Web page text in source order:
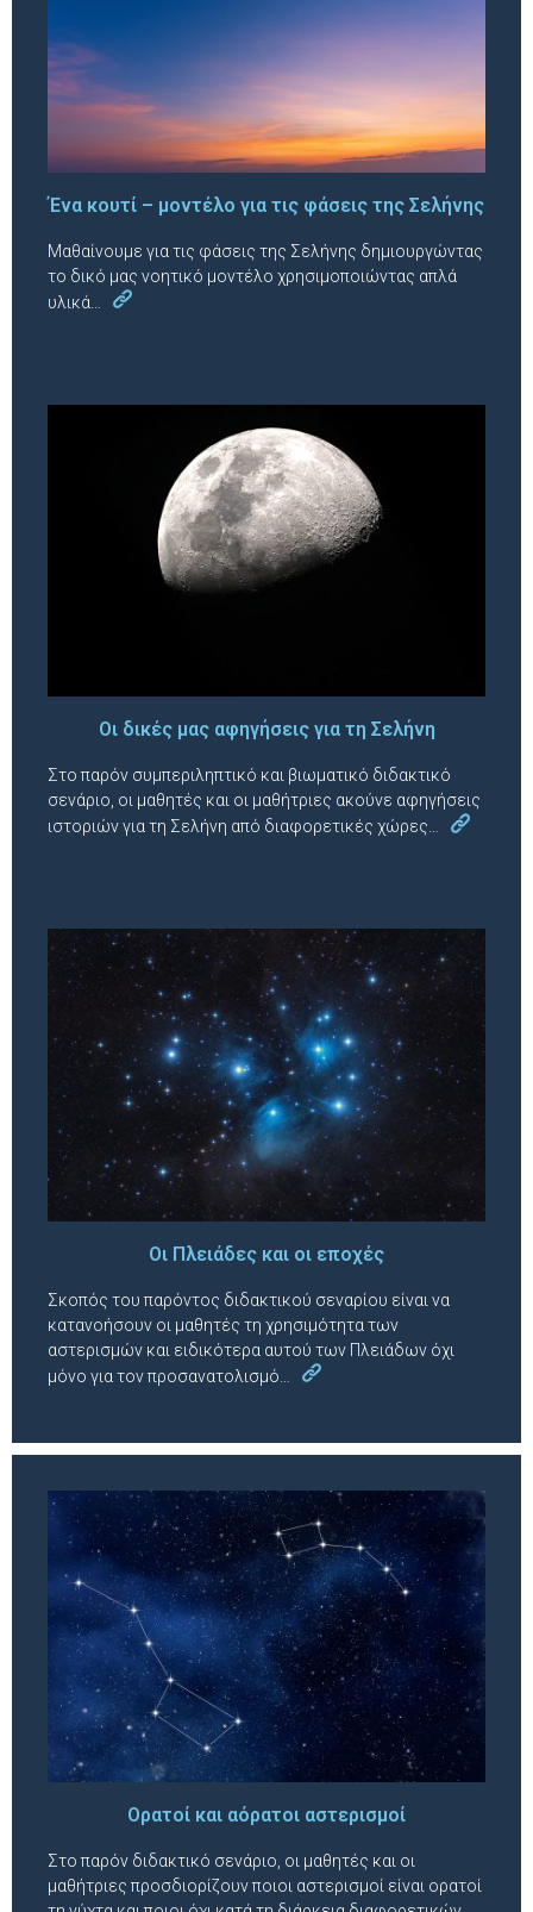
Ένα κουτί – μοντέλο για τις φάσεις της Σελήνης
Μαθαίνουμε για τις φάσεις της Σελήνης δημιουργώντας
το δικό μας νοητικό μοντέλο χρησιμοποιώντας απλά
υλικά…
Οι δικές μας αφηγήσεις για τη Σελήνη
Στο παρόν συμπεριληπτικό και βιωματικό διδακτικό
σενάριο, οι μαθητές και οι μαθήτριες ακούνε αφηγήσεις
ιστοριών για τη Σελήνη από διαφορετικές χώρες…
Οι Πλειάδες και οι εποχές
Σκοπός του παρόντος διδακτικού σεναρίου είναι να
κατανοήσουν οι μαθητές τη χρησιμότητα των
αστερισμών και ειδικότερα αυτού των Πλειάδων όχι
μόνο για τον προσανατολισμό…
Ορατοί και αόρατοι αστερισμοί
Στο παρόν διδακτικό σενάριο, οι μαθητές και οι
μαθήτριες προσδιορίζουν ποιοι αστερισμοί είναι ορατοί